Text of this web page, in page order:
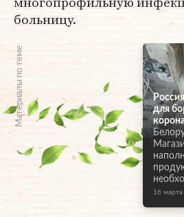
больницу.
Материалы по теме
для
16